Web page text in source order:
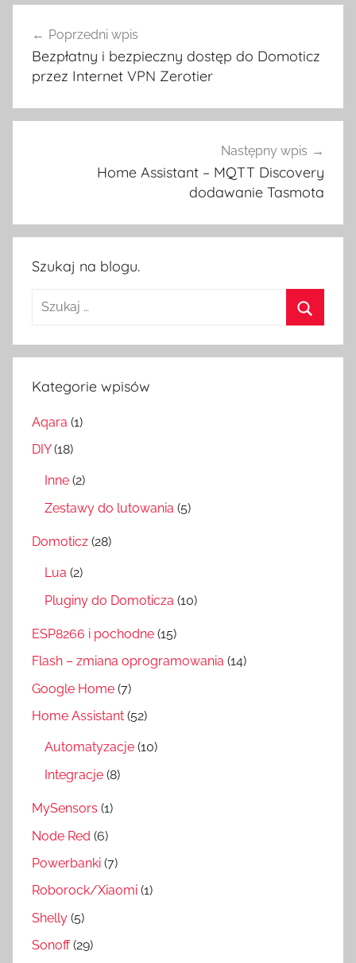
wpisu
Poprzedni wpis
Bezpłatny i bezpieczny dostęp do Domoticz
przez Internet VPN Zerotier
Następny wpis
Home Assistant – MQTT Discovery
dodawanie Tasmota
Szukaj na blogu.
Szukaj:
Kategorie wpisów
Aqara (1)
DIY(18)
Inne (2)
Zestawy do lutowania (5)
Domoticz (28)
Lua (2)
Pluginy do Domoticza (10)
ESP8266 i pochodne (15)
Flash – zmiana oprogramowania (14)
Google Home (7)
Home Assistant (52)
Automatyzacje (10)
Integracje (8)
MySensors (1)
Node Red (6)
Powerbanki (7)
Roborock/Xiaomi (1)
Shelly (5)
Sonoff(29)